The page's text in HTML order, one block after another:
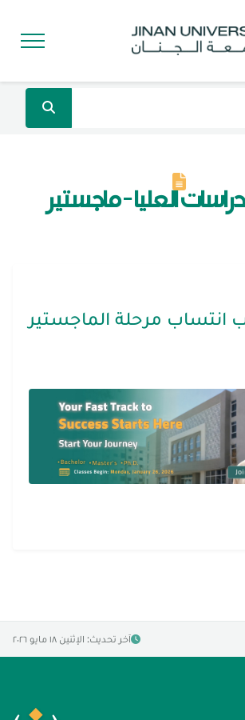
العليا - ماجستير
انتساب مرحلة الماجستير
آخر تحديث: الإثنين ١٨ مايو ٢٠٢٦